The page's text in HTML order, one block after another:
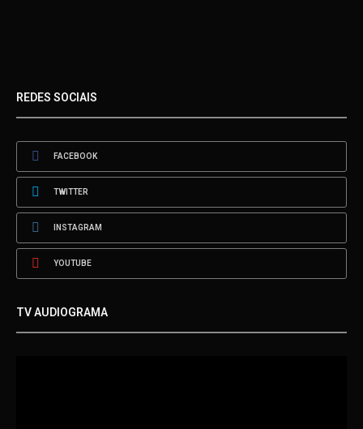
REDES SOCIAIS
FACEBOOK
TWITTER
INSTAGRAM
YOUTUBE
TV AUDIOGRAMA